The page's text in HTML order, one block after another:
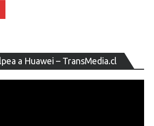
días
ilimitada
para
a Huawei – TransMedia.cl
de